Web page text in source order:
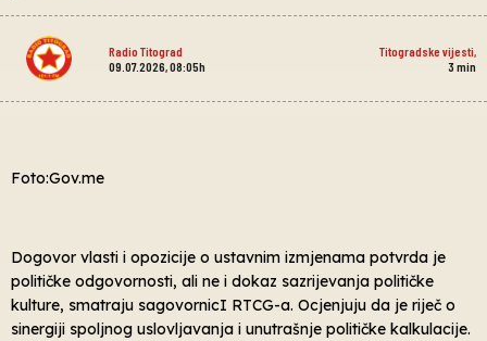
Radio Titograd Titogradske vijesti,
09.07.2026, 08:05h
3 min
Foto:Gov.me
Dogovor vlasti i opozicije o ustavnim izmjenama potvrda je
političke odgovornosti, ali ne i dokaz sazrijevanja političke
kulture, smatraju sagovornicI RTCG-a. Ocjenjuju da je riječ o
sinergiji spoljnog uslovljavanja i unutrašnje političke kalkulacije.